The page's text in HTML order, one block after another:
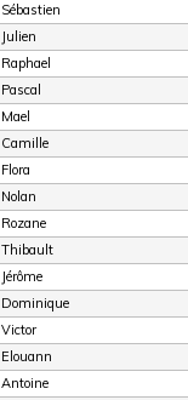
Sébastien
Julien
Raphael
Pascal
Mael
Camille
Flora
Nolan
Rozane
Thibault
Jérôme
Dominique
Victor
Elouann
Antoine